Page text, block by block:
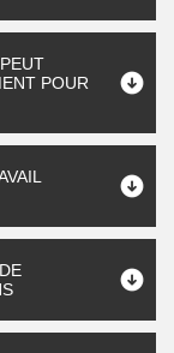
POUR